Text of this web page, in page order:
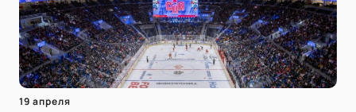
19 апреля